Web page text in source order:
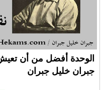
الوحدة أفضل من أن
جبران خليل جبران